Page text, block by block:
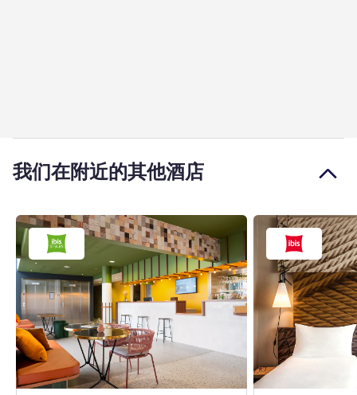
我们在附近的其他酒店